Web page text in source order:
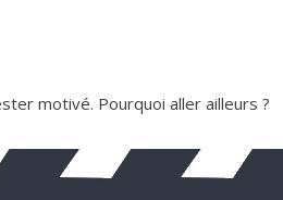
motivé. Pourquoi aller ailleurs ?